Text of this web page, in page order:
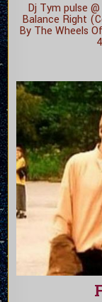
Dj Tym pulse
Balance Right
By The Wheels